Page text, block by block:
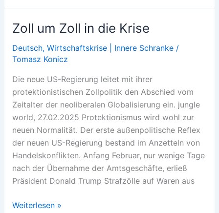
in
stehen!
Zoll um Zoll in die Krise
Deutsch, Wirtschaftskrise | Innere Schranke/
Tomasz Konicz
Die neue US-Regierung leitet mit ihrer
protektionistischen Zollpolitik den Abschied vom
Zeitalter der neoliberalen Globalisierung ein. jungle
world, 27.02.2025 Protektionismus wird wohl zur
neuen Normalität. Der erste außenpolitische Reflex
der neuen US-Regierung bestand im Anzetteln von
Handelskonflikten. Anfang Februar, nur wenige Tage
nach der Übernahme der Amtsgeschäfte, erließ
Präsident Donald Trump Strafzölle auf Waren aus
Zoll
Weiterlesen »